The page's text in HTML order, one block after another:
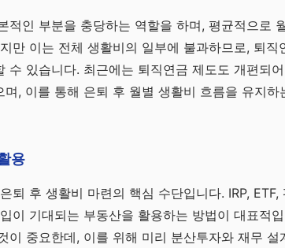
적인 부분을 충당하는 역할을 하며, 평균적으로
만 이는 전체 생활비의 일부에 불과하므로, 퇴직
수 있습니다. 최근에는 퇴직연금 제도도 개편되
, 이를 통해 은퇴 후 월별 생활비 흐름을 유지하
용
퇴 후 생활비 마련의 핵심 수단입니다. IRP, ETF,
이 기대되는 부동산을 활용하는 방법이 대표적
이 중요한데, 이를 위해 미리 분산투자와 재무 설